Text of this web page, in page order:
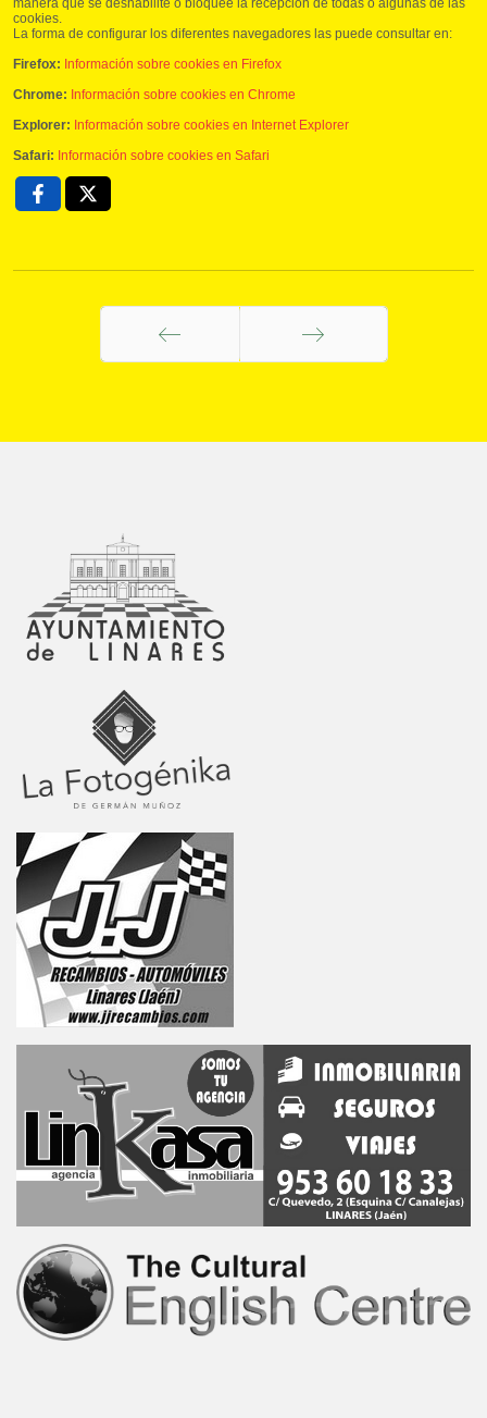
cookies.
La forma de configurar los diferentes navegadores las puede consultar en:
Firefox: Información sobre cookies en Firefox
Chrome: Información sobre cookies en Chrome
Explorer: Información sobre cookies en Internet Explorer
Safari: Información sobre cookies en Safari